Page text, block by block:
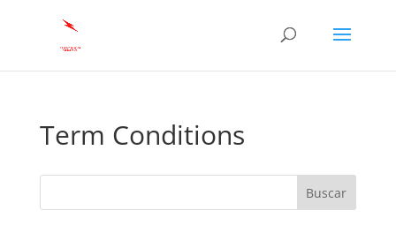
Term Conditions